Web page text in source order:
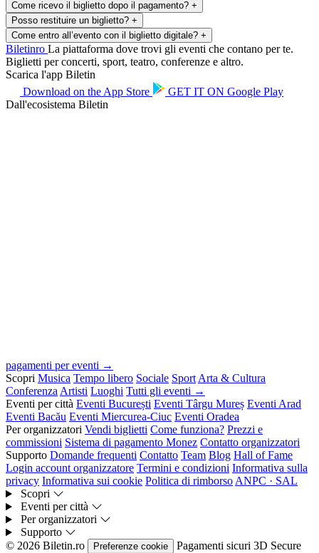
Come ricevo il biglietto dopo il pagamento? +
Posso restituire un biglietto? +
Come entro all’evento con il biglietto digitale? +
Biletinro La piattaforma dove trovi gli eventi che contano per te.
Biglietti per concerti, sport, teatro, conferenze e altro.
Scarica l'app Biletin
Download on the App Store GET IT ON Google Play
Dall'ecosistema Biletin
pagamenti per eventi →
Scopri Musica Tempo libero Sociale Sport Arta & Cultura
Conferenza Artisti Luoghi Tutti gli eventi →
Eventi per città Eventi București Eventi Târgu Mureș Eventi Arad
Eventi Bacău Eventi Miercurea-Ciuc Eventi Oradea
Per organizzatori Vendi biglietti Come funziona? Prezzi e
commissioni Sistema di pagamento Monez Contatto organizzatori
Supporto Domande frequenti Contatto Team Blog Hall of Fame
Login account organizzatore Termini e condizioni Informativa sulla
privacy Informativa sui cookie Politica di rimborso ANPC · SAL
Scopri
Eventi per città
Per organizzatori
Supporto
© 2026 Biletin.ro
Preferenze cookie Pagamenti sicuri 3D Secure